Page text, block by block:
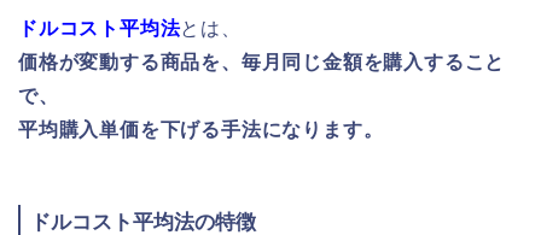
ドルコスト平均法とは、
価格が変動する商品を、毎月同じ金額を購入すること
で、
平均購入単価を下げる手法になります。
ドルコスト平均法の特徴